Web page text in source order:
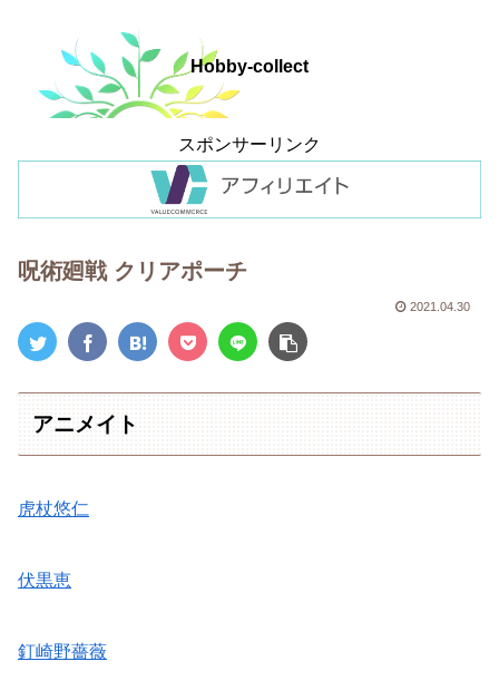
Hobby-collect
スポンサーリンク
呪術廻戦 クリアポーチ
2021.04.30
アニメイト
虎杖悠仁
伏黒恵
釘崎野薔薇